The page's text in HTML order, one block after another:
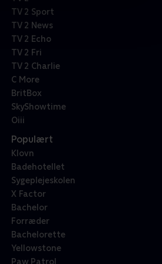
TV 2 Sport
TV 2 News
TV 2 Echo
TV 2 Fri
TV 2 Charlie
C More
BritBox
SkyShowtime
Oiii
Populært
Klovn
Badehotellet
Sygeplejeskolen
X Factor
Bachelor
Forræder
Bachelorette
Yellowstone
Paw Patrol